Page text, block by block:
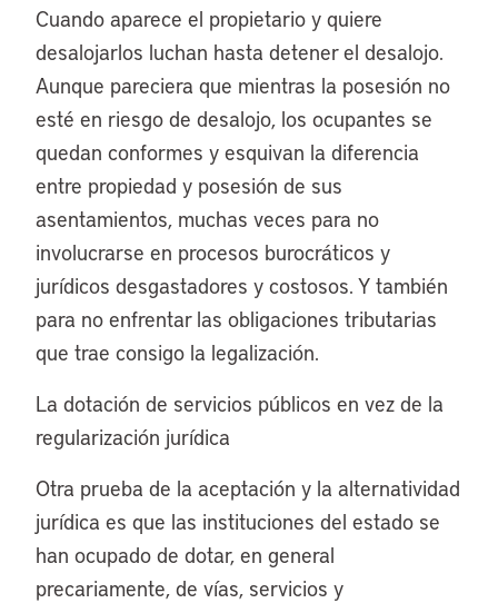
Cuando aparece el propietario y quiere
desalojarlos luchan hasta detener el desalojo.
Aunque pareciera que mientras la posesión no
esté en riesgo de desalojo, los ocupantes se
quedan conformes y esquivan la diferencia
entre propiedad y posesión de sus
asentamientos, muchas veces para no
involucrarse en procesos burocráticos y
jurídicos desgastadores y costosos. Y también
para no enfrentar las obligaciones tributarias
que trae consigo la legalización.
La dotación de servicios públicos en vez de la
regularización jurídica
Otra prueba de la aceptación y la alternatividad
jurídica es que las instituciones del estado se
han ocupado de dotar, en general
precariamente, de vías, servicios y